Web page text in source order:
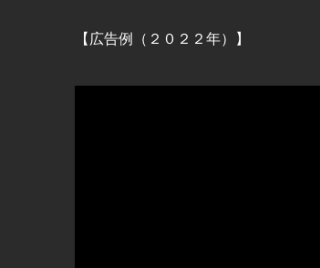
【広告例（２０２２年）】